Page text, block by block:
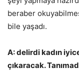
beraber
bile yaşadı.
A: delirdi kadın
çıkaracak.